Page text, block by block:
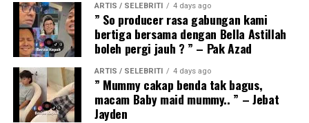
ARTIS / SELEBRITI 4 days ago
” So producer rasa gabungan kami
bertiga bersama dengan Bella Astillah
boleh pergi jauh ? ” – Pak Azad
ARTIS / SELEBRITI 4 days ago
” Mummy cakap benda tak bagus,
macam Baby maid mummy.. ” – Jebat
Jayden